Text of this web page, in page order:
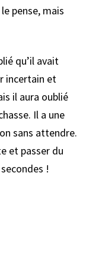
pense, mais
qu’il avait
incertain et
il aura oublié
Il a une
sans attendre.
et passer du
!